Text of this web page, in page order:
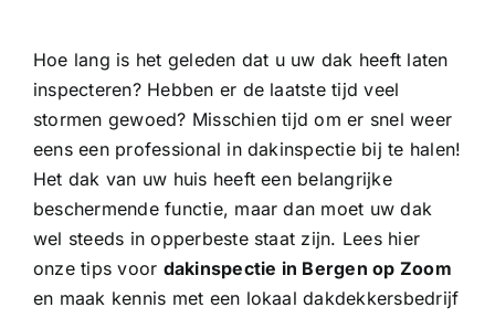
Hoe lang is het geleden dat u uw dak heeft laten
inspecteren? Hebben er de laatste tijd veel
stormen gewoed? Misschien tijd om er snel weer
eens een professional in dakinspectie bij te halen!
Het dak van uw huis heeft een belangrijke
beschermende functie, maar dan moet uw dak
wel steeds in opperbeste staat zijn. Lees hier
onze tips voor dakinspectie in Bergen op Zoom
en maak kennis met een lokaal dakdekkersbedrijf